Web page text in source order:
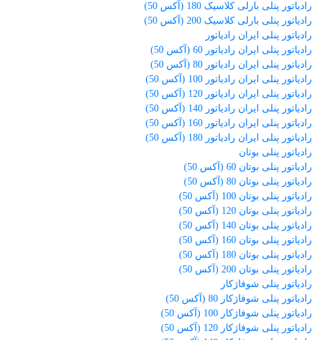
رادیاتور پنلی بارلی کلاسیک 180 (آکس 50)
رادیاتور پنلی بارلی کلاسیک 200 (آکس 50)
رادیاتور پنلی ایران رادیاتور
رادیاتور پنلی ایران رادیاتور 60 (آکس 50)
رادیاتور پنلی ایران رادیاتور 80 (آکس 50)
رادیاتور پنلی ایران رادیاتور 100 (آکس 50)
رادیاتور پنلی ایران رادیاتور 120 (آکس 50)
رادیاتور پنلی ایران رادیاتور 140 (آکس 50)
رادیاتور پنلی ایران رادیاتور 160 (آکس 50)
رادیاتور پنلی ایران رادیاتور 180 (آکس 50)
رادیاتور پنلی بوتان
رادیاتور پنلی بوتان 60 (آکس 50)
رادیاتور پنلی بوتان 80 (آکس 50)
رادیاتور پنلی بوتان 100 (آکس 50)
رادیاتور پنلی بوتان 120 (آکس 50)
رادیاتور پنلی بوتان 140 (آکس 50)
رادیاتور پنلی بوتان 160 (آکس 50)
رادیاتور پنلی بوتان 180 (آکس 50)
رادیاتور پنلی بوتان 200 (آکس 50)
رادیاتور پنلی شوفاژکار
رادیاتور پنلی شوفاژکار 80 (آکس 50)
رادیاتور پنلی شوفاژکار 100 (آکس 50)
رادیاتور پنلی شوفاژکار 120 (آکس 50)